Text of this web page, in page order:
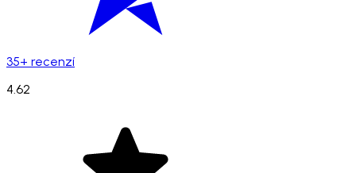
35+ recenzí
4.62